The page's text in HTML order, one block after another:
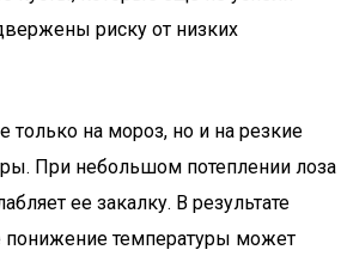
риску от низких
только на мороз, но и на резкие
При небольшом потеплении лоза
ее закалку. В результате
понижение температуры может